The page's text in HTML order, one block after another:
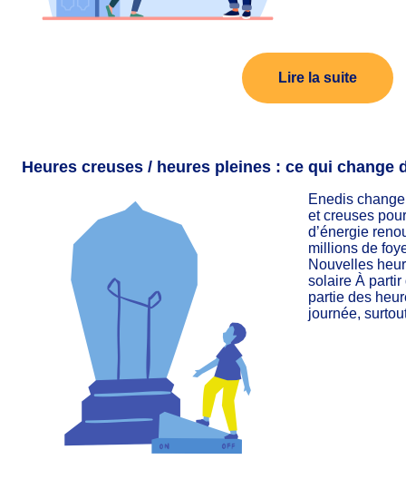
Lire la suite
Heures creuses / heures pleines : ce qui change
Enedis
et creuses
d’énergie
millions de
Nouvelles
solaire À partir
partie des
journée,